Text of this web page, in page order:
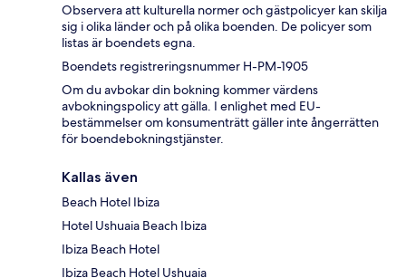
Observera att kulturella normer och gästpolicyer kan skilja
sig i olika länder och på olika boenden. De policyer som
listas är boendets egna.
Boendets registreringsnummer H-PM-1905
Om du avbokar din bokning kommer värdens
avbokningspolicy att gälla. I enlighet med EU-
bestämmelser om konsumenträtt gäller inte ångerrätten
för boendebokningstjänster.
Kallas även
Beach Hotel Ibiza
Hotel Ushuaia Beach Ibiza
Ibiza Beach Hotel
Ibiza Beach Hotel Ushuaia